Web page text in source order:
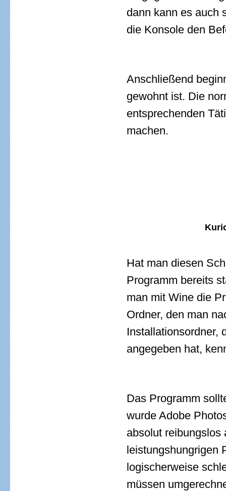
dann kann es auch
die Konsole den
Anschließend
gewohnt ist. Die
entsprechenden
machen.
Hat man diesen
Programm bereits
man mit Wine die
Ordner, den man
Installationsordner,
angegeben hat,
Das Programm
wurde Adobe
absolut reibungslos
leistungshungrigen
logischerweise
müssen